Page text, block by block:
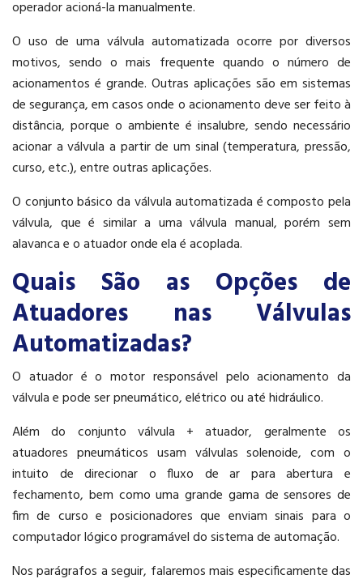
operador acioná-la manualmente.
O uso de uma válvula automatizada ocorre por diversos
motivos, sendo o mais frequente quando o número de
acionamentos é grande. Outras aplicações são em sistemas
de segurança, em casos onde o acionamento deve ser feito à
distância, porque o ambiente é insalubre, sendo necessário
acionar a válvula a partir de um sinal (temperatura, pressão,
curso, etc.), entre outras aplicações.
O conjunto básico da válvula automatizada é composto pela
válvula, que é similar a uma válvula manual, porém sem
alavanca e o atuador onde ela é acoplada.
Quais São as Opções de
Atuadores nas Válvulas
Automatizadas?
O atuador é o motor responsável pelo acionamento da
válvula e pode ser pneumático, elétrico ou até hidráulico.
Além do conjunto válvula + atuador, geralmente os
atuadores pneumáticos usam válvulas solenoide, com o
intuito de direcionar o fluxo de ar para abertura e
fechamento, bem como uma grande gama de sensores de
fim de curso e posicionadores que enviam sinais para o
computador lógico programável do sistema de automação.
Nos parágrafos a seguir, falaremos mais especificamente das